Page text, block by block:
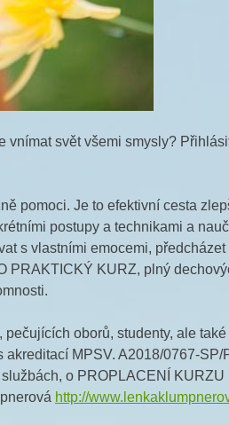
svět všemi smysly?
pomoci. Je to efektivní cesta
postupy a technikami a
s vlastními emocemi,
PRAKTICKÝ KURZ, plný
oborů, studenty, ale
MPSV. A2018/0767-SP/
o PROPLACENÍ
http://